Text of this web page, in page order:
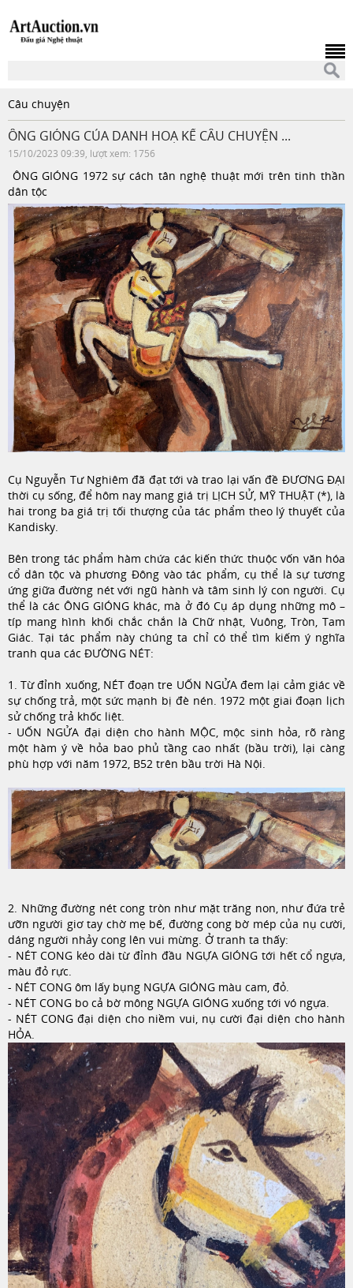
Câu chuyện
ÔNG GIÓNG CỦA DANH HOẠ KỂ CÂU CHUYỆN ...
15/10/2023 09:39, lượt xem: 1756
ÔNGGIÓNG 1972 sự cách tân nghệ thuật mới trên tinh thần
dân tộc
Cụ Nguyễn Tư Nghiêm đã đạt tới và trao lại vấn đề ĐƯƠNG ĐẠI
thời cụ sống, để hôm nay mang giá trị LỊCH SỬ, MỸ THUẬT (*), là
hai trong ba giá trị tối thượng của tác phẩm theo lý thuyết của
Kandisky.
Bên trong tác phẩm hàm chứa các kiến thức thuộc vốn văn hóa
cổ dân tộc và phương Đông vào tác phẩm, cụ thể là sự tương
ứng giữa đường nét với ngũ hành và tâm sinh lý con người. Cụ
thể là các ÔNG GIÓNG khác, mà ở đó Cụ áp dụng những mô –
típ mang hình khối chắc chắn là Chữ nhật, Vuông, Tròn, Tam
Giác. Tại tác phẩm này chúng ta chỉ có thể tìm kiếm ý nghĩa
tranh qua các ĐƯỜNG NÉT:
1. Từ đỉnh xuống, NÉT đoạn tre UỐN NGỬA đem lại cảm giác về
sự chống trả, một sức mạnh bị đè nén. 1972 một giai đoạn lịch
sử chống trả khốc liệt.
- UỐN NGỬA đại diện cho hành MỘC, mộc sinh hỏa, rõ ràng
một hàm ý về hỏa bao phủ tầng cao nhất (bầu trời), lại càng
phù hợp với năm 1972, B52 trên bầu trời Hà Nội.
2. Những đường nét cong tròn như mặt trăng non, như đứa trẻ
ưỡn người giơ tay chờ mẹ bế, đường cong bờ mép của nụ cười,
dáng người nhảy cong lên vui mừng. Ở tranh ta thấy:
- NÉT CONG kéo dài từ đỉnh đầu NGỰA GIÓNG tới hết cổ ngựa,
màu đỏ rực.
- NÉT CONG ôm lấy bụng NGỰA GIÓNG màu cam, đỏ.
- NÉT CONG bo cả bờ mông NGỰA GIÓNG xuống tới vó ngựa.
- NÉT CONG đại diện cho niềm vui, nụ cười đại diện cho hành
HỎA.